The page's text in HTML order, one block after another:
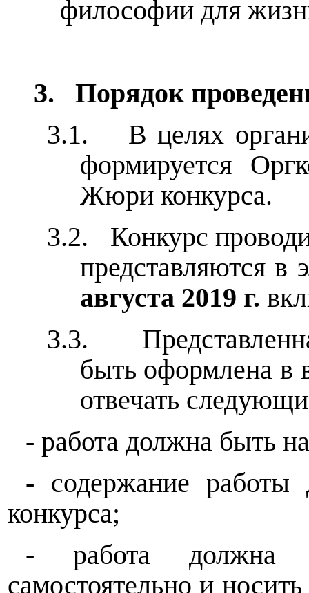
философии для
3.
Порядок
3.1.
В целях
формируется
Жюри конкурса.
3.2.
Конкурс
представляются в
августа 2019 г.
3.3.
быть оформлена в
отвечать
- работа должна быть
- содержание работы
конкурса;
- работа должна
самостоятельно и